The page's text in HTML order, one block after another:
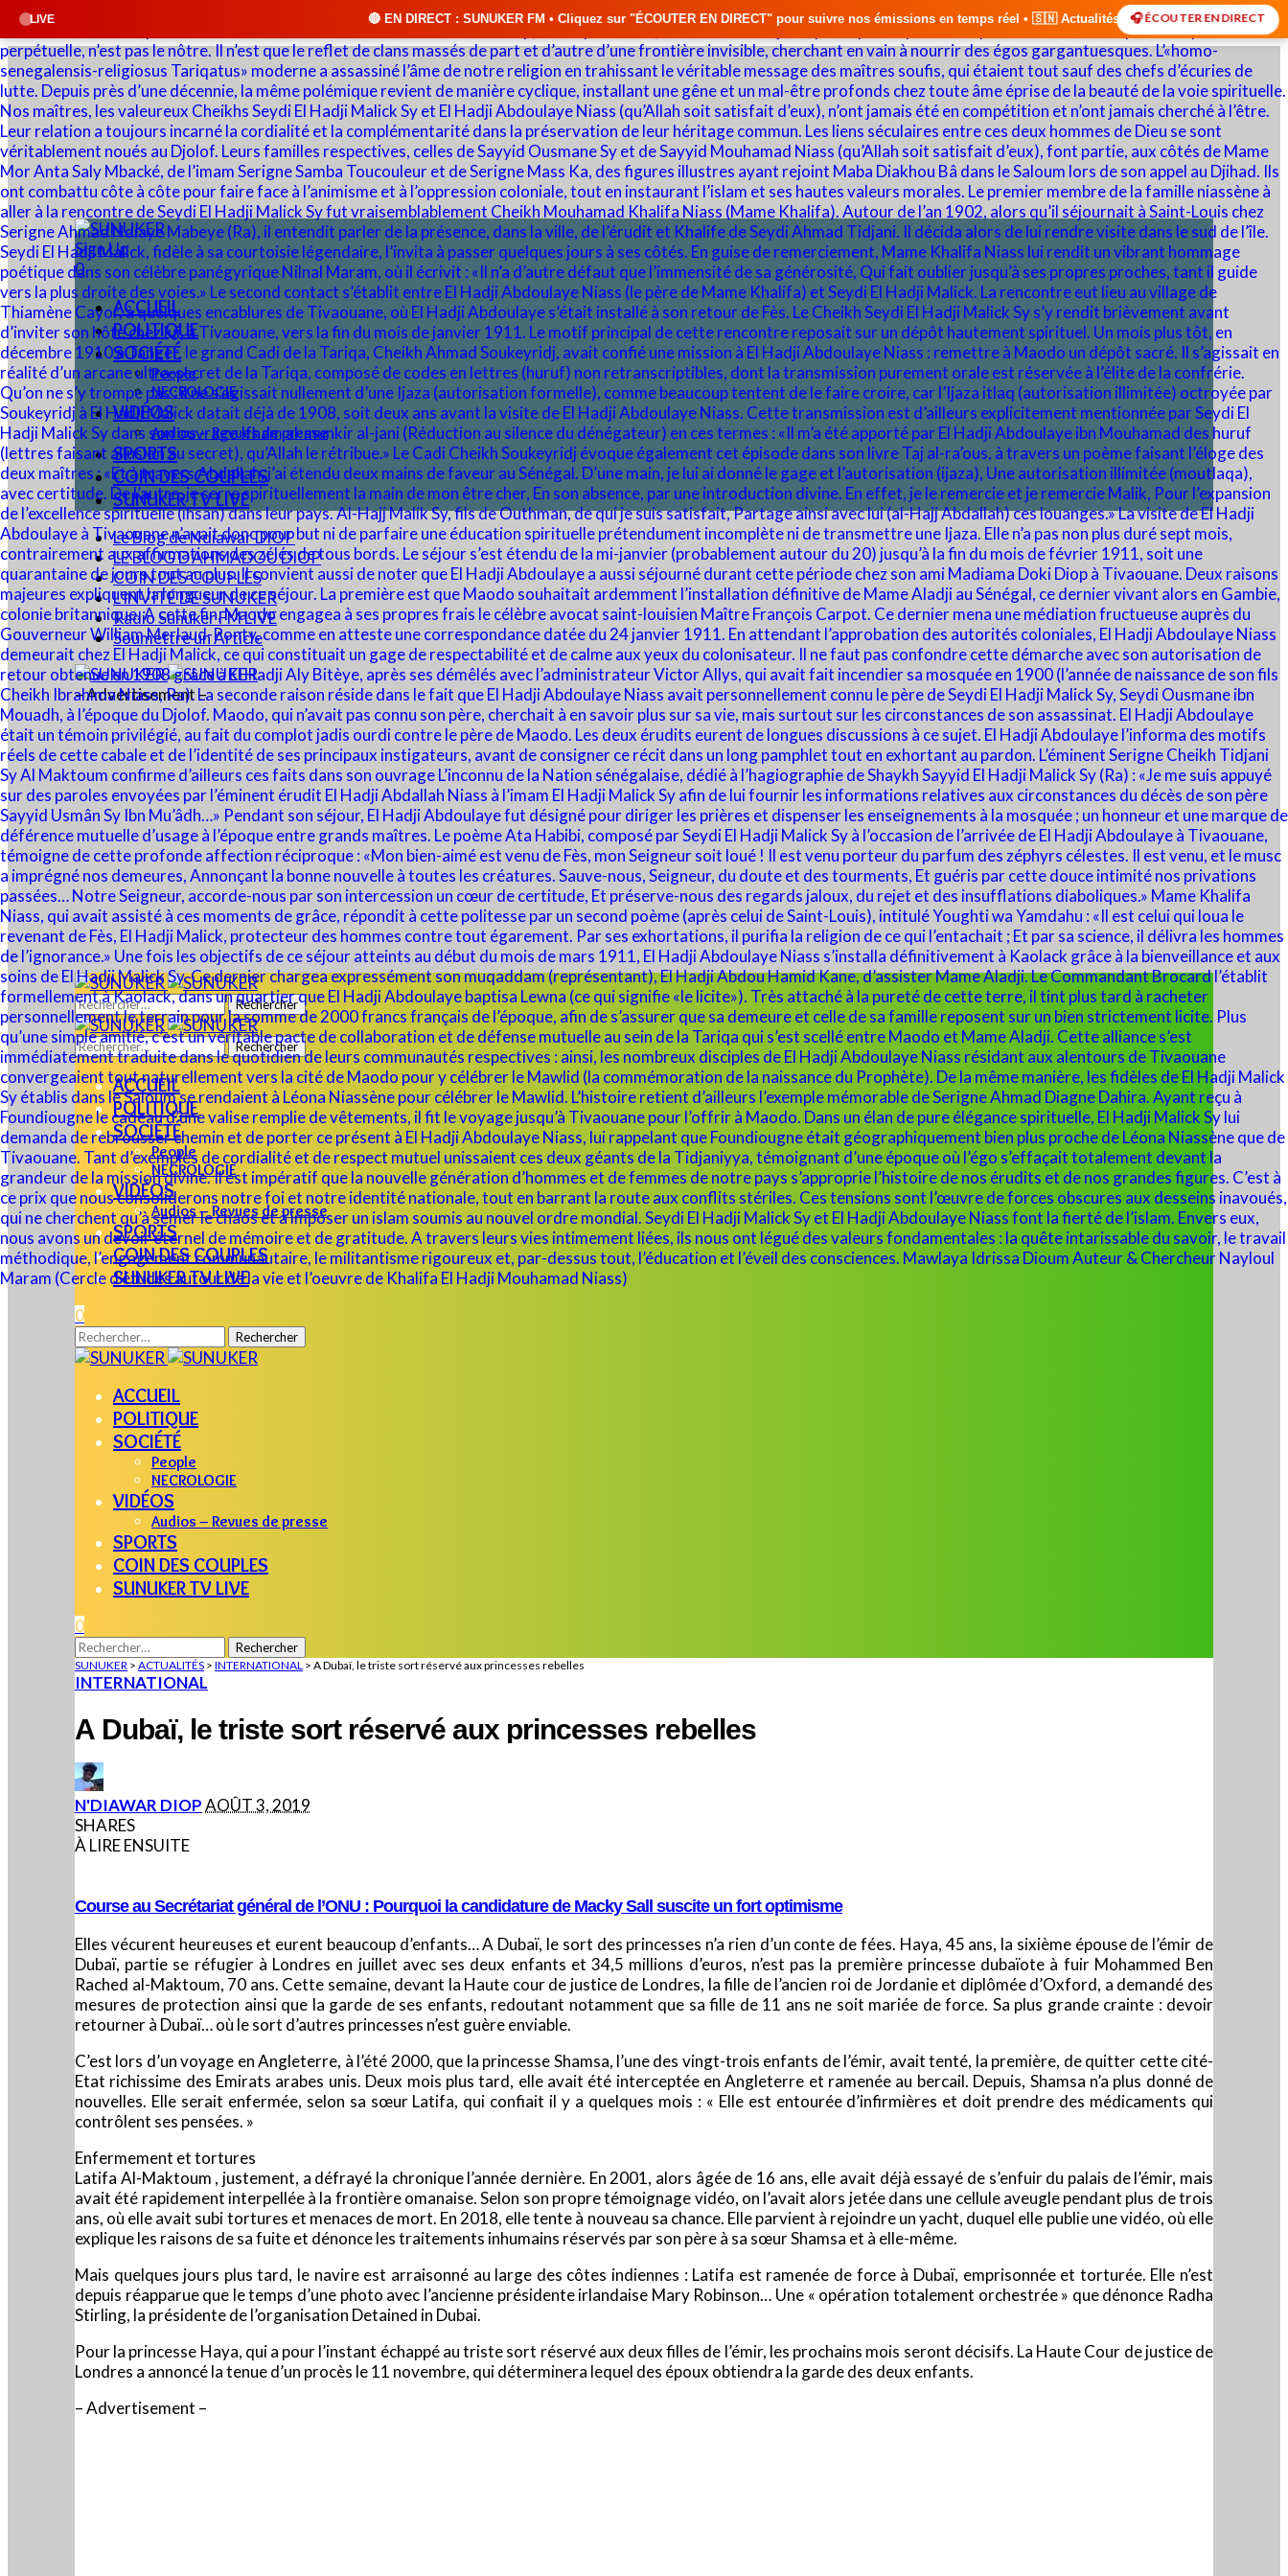
LIVE 🔴 EN DIRECT : SUNUKER FM • Cliquez sur "ÉCOUTER EN DIRECT" pour suivre nos émissions en temps réel • 🇸🇳 Actualités du Sénégal • 🌍 Actualités Internationales
🎧 ÉCOUTER EN DIRECT
Sign Up
0
ACCUEIL
POLITIQUE
SOCIÉTÉ
People
NECROLOGIE
VIDÉOS
Audios – Revues de presse
SPORTS
COIN DES COUPLES
SUNUKER TV LIVE
Le Blog de Ndiawar DIOP
LE BLOG D’AHMADOU DIOP
COIN DES COUPLES
L’INVITÉ DE SUNUKER
Radio Sunuker FM LIVE
Soumettre un Article
– Advertisement –
Rechercher :
Rechercher :
ACCUEIL
POLITIQUE
SOCIÉTÉ
People
NECROLOGIE
VIDÉOS
Audios – Revues de presse
SPORTS
COIN DES COUPLES
SUNUKER TV LIVE
0
Rechercher :
ACCUEIL
POLITIQUE
SOCIÉTÉ
People
NECROLOGIE
VIDÉOS
Audios – Revues de presse
SPORTS
COIN DES COUPLES
SUNUKER TV LIVE
0
Rechercher :
SUNUKER > ACTUALITÉS > INTERNATIONAL > A Dubaï, le triste sort réservé aux princesses rebelles
INTERNATIONAL
A Dubaï, le triste sort réservé aux princesses rebelles
POSTED
BY
N'DIAWAR DIOPAOÛT 3, 2019
SHARES
À LIRE ENSUITE
Course au Secrétariat général de l’ONU : Pourquoi la candidature de Macky Sall suscite un fort optimisme
Elles vécurent heureuses et eurent beaucoup d’enfants… A Dubaï, le sort des princesses n’a rien d’un conte de fées. Haya, 45 ans, la sixième épouse de l’émir de
Dubaï, partie se réfugier à Londres en juillet avec ses deux enfants et 34,5 millions d’euros, n’est pas la première princesse dubaïote à fuir Mohammed Ben
Rached al-Maktoum, 70 ans. Cette semaine, devant la Haute cour de justice de Londres, la fille de l’ancien roi de Jordanie et diplômée d’Oxford, a demandé des
mesures de protection ainsi que la garde de ses enfants, redoutant notamment que sa fille de 11 ans ne soit mariée de force. Sa plus grande crainte : devoir
retourner à Dubaï… où le sort d’autres princesses n’est guère enviable.
C’est lors d’un voyage en Angleterre, à l’été 2000, que la princesse Shamsa, l’une des vingt-trois enfants de l’émir, avait tenté, la première, de quitter cette cité-
Etat richissime des Emirats arabes unis. Deux mois plus tard, elle avait été interceptée en Angleterre et ramenée au bercail. Depuis, Shamsa n’a plus donné de
nouvelles. Elle serait enfermée, selon sa sœur Latifa, qui confiait il y a quelques mois : « Elle est entourée d’infirmières et doit prendre des médicaments qui
contrôlent ses pensées. »
Enfermement et tortures
Latifa Al-Maktoum , justement, a défrayé la chronique l’année dernière. En 2001, alors âgée de 16 ans, elle avait déjà essayé de s’enfuir du palais de l’émir, mais
avait été rapidement interpellée à la frontière omanaise. Selon son propre témoignage vidéo, on l’avait alors jetée dans une cellule aveugle pendant plus de trois
ans, où elle avait subi tortures et menaces de mort. En 2018, elle tente à nouveau sa chance. Elle parvient à rejoindre un yacht, duquel elle publie une vidéo, où elle
explique les raisons de sa fuite et dénonce les traitements inhumains réservés par son père à sa sœur Shamsa et à elle-même.
Mais quelques jours plus tard, le navire est arraisonné au large des côtes indiennes : Latifa est ramenée de force à Dubaï, emprisonnée et torturée. Elle n’est
depuis réapparue que le temps d’une photo avec l’ancienne présidente irlandaise Mary Robinson… Une « opération totalement orchestrée » que dénonce Radha
Stirling, la présidente de l’organisation Detained in Dubai.
Pour la princesse Haya, qui a pour l’instant échappé au triste sort réservé aux deux filles de l’émir, les prochains mois seront décisifs. La Haute Cour de justice de
Londres a annoncé la tenue d’un procès le 11 novembre, qui déterminera lequel des époux obtiendra la garde des deux enfants.
– Advertisement –